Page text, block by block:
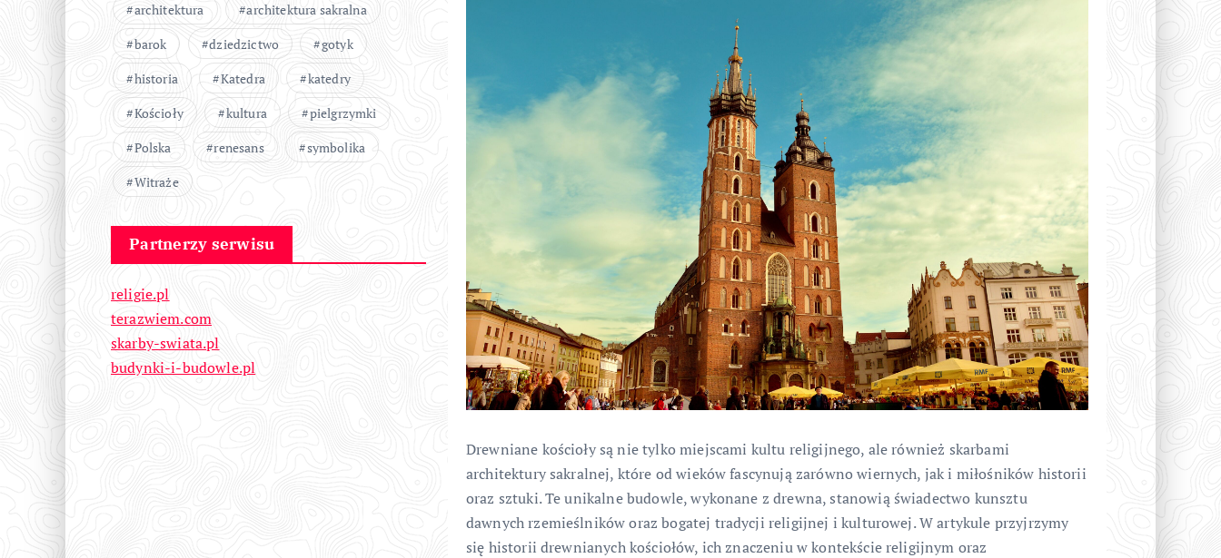
architektura
architektura sakralna
barok
dziedzictwo
gotyk
historia
Katedra
katedry
Kościoły
kultura
pielgrzymki
Polska
renesans
symbolika
Witraże
Partnerzy serwisu
religie.pl
terazwiem.com
skarby-swiata.pl
budynki-i-budowle.pl
Drewniane kościoły są nie tylko miejscami kultu religijnego, ale również skarbami
architektury sakralnej, które od wieków fascynują zarówno wiernych, jak i miłośników historii
oraz sztuki. Te unikalne budowle, wykonane z drewna, stanowią świadectwo kunsztu
dawnych rzemieślników oraz bogatej tradycji religijnej i kulturowej. W artykule przyjrzymy
się historii drewnianych kościołów, ich znaczeniu w kontekście religijnym oraz